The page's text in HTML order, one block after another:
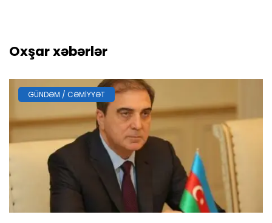
Oxşar xəbərlər
GÜNDƏM / CƏMIYYƏT